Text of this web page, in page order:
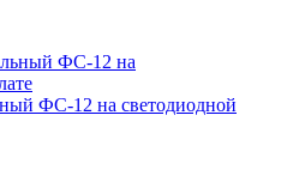
ФС-12 на светодиодной